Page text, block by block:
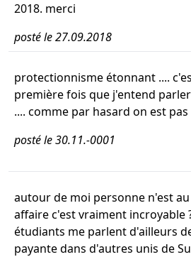
2018. merci
posté le 27.09.2018
protectionnisme étonnant ....
première fois que j'entend
.... comme par hasard on est
posté le 30.11.-0001
autour de moi personne n'est
affaire c'est vraiment incroyable
étudiants me parlent d'ailleurs
payante dans d'autres unis de